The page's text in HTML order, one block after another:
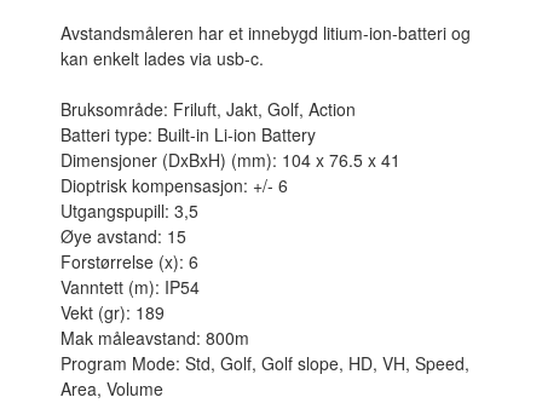
Avstandsmåleren har et innebygd litium-ion-batteri og
kan enkelt lades via usb-c.
Bruksområde: Friluft, Jakt, Golf, Action
Batteri type: Built-in Li-ion Battery
Dimensjoner (DxBxH) (mm): 104 x 76.5 x 41
Dioptrisk kompensasjon: +/- 6
Utgangspupill: 3,5
Øye avstand: 15
Forstørrelse (x): 6
Vanntett (m): IP54
Vekt (gr): 189
Mak måleavstand: 800m
Program Mode: Std, Golf, Golf slope, HD, VH, Speed,
Area, Volume